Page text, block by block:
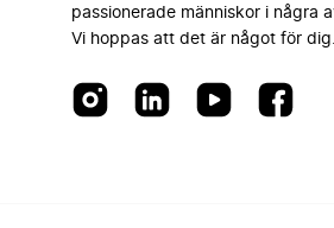
passionerade människor i några
Vi hoppas att det är något för